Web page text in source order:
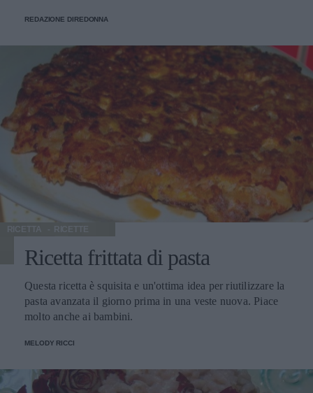
REDAZIONE DIREDONNA
RICETTA
Ricetta frittata di pasta
Questa ricetta è squisita e un'ottima idea per riutilizzare la
pasta avanzata il giorno prima in una veste nuova. Piace
molto anche ai bambini.
MELODY RICCI